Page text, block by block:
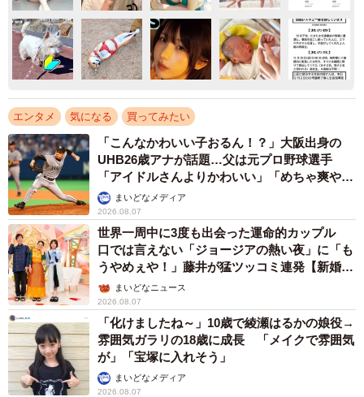
エンタメ 気になる 買ってみたい
「こんなかわいい子おるん！？」大阪出身の
UHB26歳アナが話題…父は元プロ野球選手
「アイドルさんよりかわいい」「めちゃ爽や
か」まいどなメディア
2026.08.07
世界一周中に3度も出会った運命的カップル
口では言えない「ジョージアの熱い夜」に「も
うやめぇや！」藤井が猛ツッコミ連発【新婚さ
ん】まいどなニュース
2026.08.07
「化けましたね～」10歳で綾瀬はるかの娘役→
雰囲気ガラリの18歳に成長 「メイクで雰囲気
が」「宝塚に入れそう」
まいどなメディア
2026.08.07